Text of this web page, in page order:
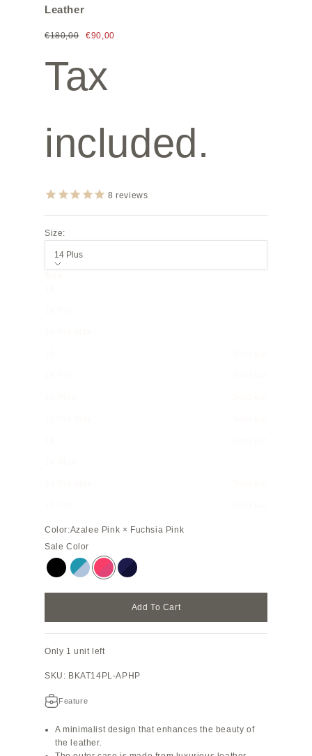
Leather
€180,00 €90,00
Tax
included.
8 reviews
Size:
14 Plus
Color:Azalee Pink × Fuchsia Pink
Sale Color
Black Blue Cyan × Blue Lin
Azalee Pink × Fuchsia Pink
Indigo Blue × Navy
Add To Cart
Only 1 unit left
SKU: BKAT14PL-APHP
Feature
A minimalist design that enhances the beauty of
the leather.